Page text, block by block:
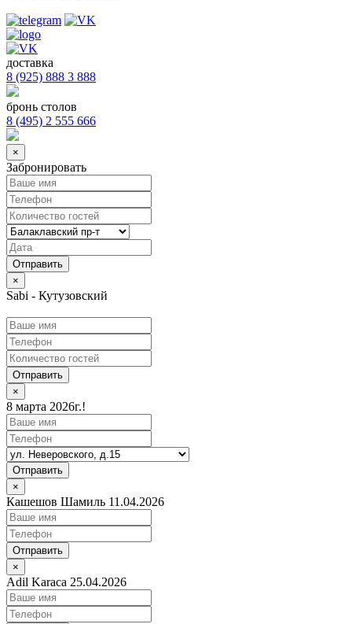
доставка
8 (925) 888 3 888
бронь столов
8 (495) 2 555 666
×
Забронировать
×
Sabi - Кутузовский
Отправить
×
8 марта 2026г.!
Отправить
×
Кашешов Шамиль 11.04.2026
Отправить
×
Adil Karaca 25.04.2026